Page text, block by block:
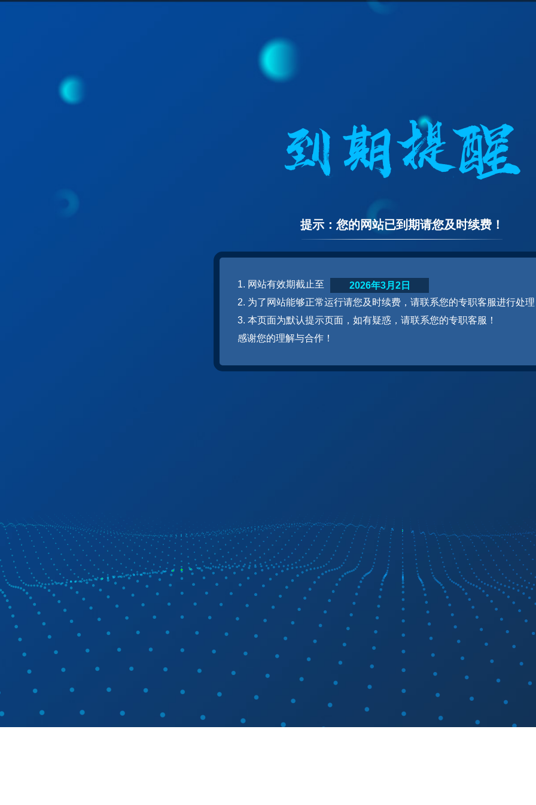
提示：您的网站已到期请您及时续费！
1. 网站有效期截止至
2. 为了网站能够正常运行请您及时续费，请联系您的专职客服进行处
3. 本页面为默认提示页面，如有疑惑，请联系您的专职客服！
感谢您的理解与合作！
2026年3月2日